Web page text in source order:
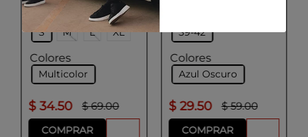
Talla
S M L XL
Colores
Multicolor
$ 34.50 $ 69.00
COMPRAR
39-42
Colores
Azul Oscuro
$ 29.50 $ 59.00
COMPRAR